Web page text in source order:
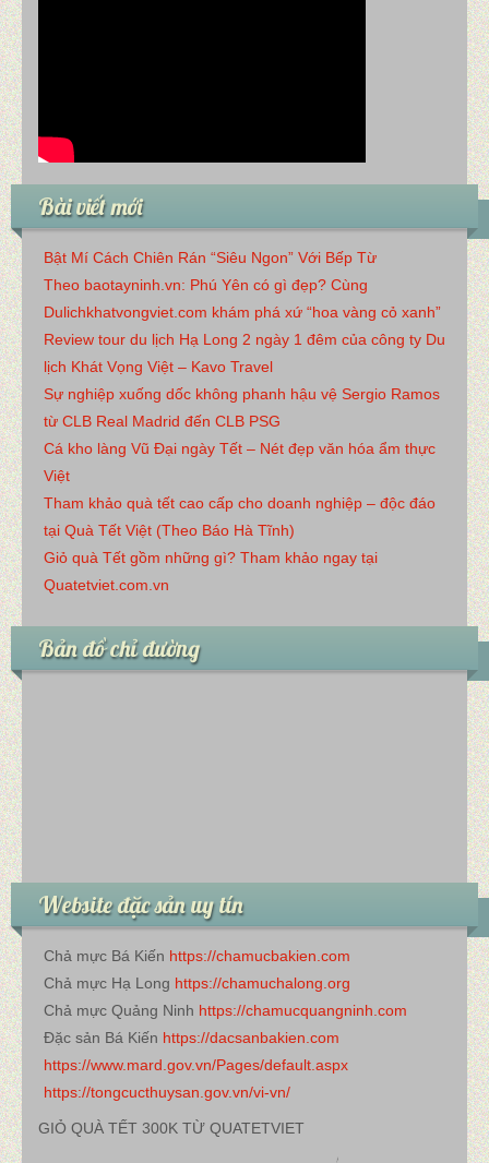
Bài viết mới
Bật Mí Cách Chiên Rán “Siêu Ngon” Với Bếp Từ
Theo baotayninh.vn: Phú Yên có gì đẹp? Cùng
Dulichkhatvongviet.com khám phá xứ “hoa vàng cỏ xanh”
Review tour du lịch Hạ Long 2 ngày 1 đêm của công ty Du
lịch Khát Vọng Việt – Kavo Travel
Sự nghiệp xuống dốc không phanh hậu vệ Sergio Ramos
từ CLB Real Madrid đến CLB PSG
Cá kho làng Vũ Đại ngày Tết – Nét đẹp văn hóa ẩm thực
Việt
Tham khảo quà tết cao cấp cho doanh nghiệp – độc đáo
tại Quà Tết Việt (Theo Báo Hà Tĩnh)
Giỏ quà Tết gồm những gì? Tham khảo ngay tại
Quatetviet.com.vn
Bản đồ chỉ đường
Website đặc sản uy tín
Chả mực Bá Kiến https://chamucbakien.com
Chả mực Hạ Long https://chamuchalong.org
Chả mực Quảng Ninh https://chamucquangninh.com
Đặc sản Bá Kiến https://dacsanbakien.com
https://www.mard.gov.vn/Pages/default.aspx
https://tongcucthuysan.gov.vn/vi-vn/
GIỎ QUÀ TẾT 300K TỪ QUATETVIET